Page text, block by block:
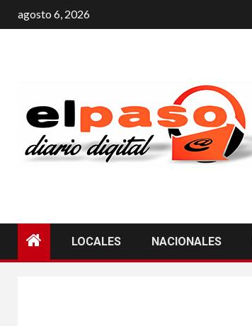
agosto 6, 2026
LOCALES NACIONALES